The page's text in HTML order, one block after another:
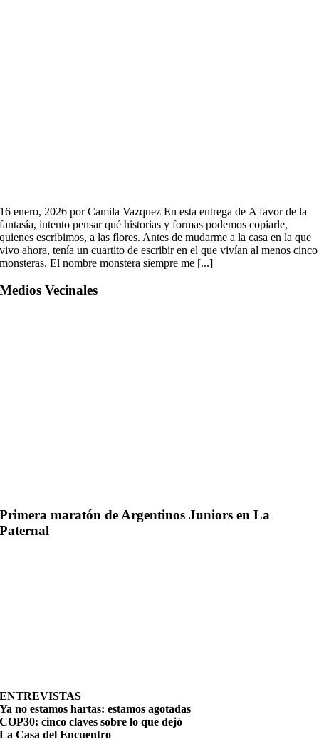
16 enero, 2026 por Camila Vazquez En esta entrega de A favor de la
fantasía, intento pensar qué historias y formas podemos copiarle,
quienes escribimos, a las flores. Antes de mudarme a la casa en la que
vivo ahora, tenía un cuartito de escribir en el que vivían al menos cinco
monsteras. El nombre monstera siempre me [...]
Medios Vecinales
Primera maratón de Argentinos Juniors en La
Paternal
ENTREVISTAS
Ya no estamos hartas: estamos agotadas
COP30: cinco claves sobre lo que dejó
La Casa del Encuentro